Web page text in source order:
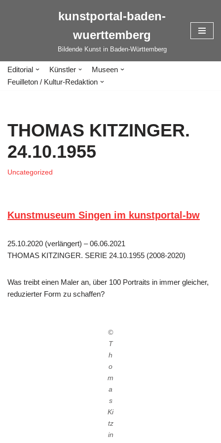
kunstportal-baden-
wuerttemberg
Bildende Kunst in Baden-Württemberg
Editorial Künstler
Museen
Feuilleton / Kultur-Redaktion
THOMAS KITZINGER.
24.10.1955
Uncategorized
Kunstmuseum Singen im kunstportal-bw
25.10.2020 (verlängert) – 06.06.2021
THOMAS KITZINGER. SERIE 24.10.1955 (2008-2020)
Was treibt einen Maler an, über 100 Portraits in immer gleicher,
reduzierter Form zu schaffen?
©
T
h
o
m
a
s
Ki
tz
in